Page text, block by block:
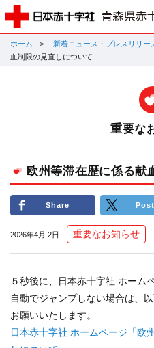
ホーム 新着ニュース・プレスリリー
血制限の見直しについて
重要な
欧州等滞在歴に係る献
Share
2026年4月 2日 重要なお知らせ
５秒後に、日本赤十字社 ホーム
自動でジャンプしない場合は、
お願いいたします。
日本赤十字社 ホームページ「欧